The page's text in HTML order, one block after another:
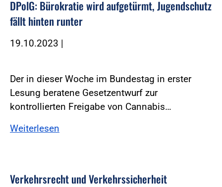
DPolG: Bürokratie wird aufgetürmt, Jugendschutz
fällt hinten runter
19.10.2023 |
Der in dieser Woche im Bundestag in erster
Lesung beratene Gesetzentwurf zur
kontrollierten Freigabe von Cannabis…
Weiterlesen
Verkehrsrecht und Verkehrssicherheit